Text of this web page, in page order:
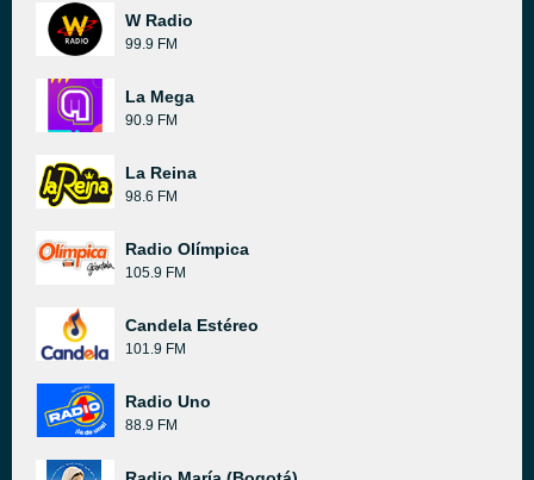
W Radio
99.9 FM
La Mega
90.9 FM
La Reina
98.6 FM
Radio Olímpica
105.9 FM
Candela Estéreo
101.9 FM
Radio Uno
88.9 FM